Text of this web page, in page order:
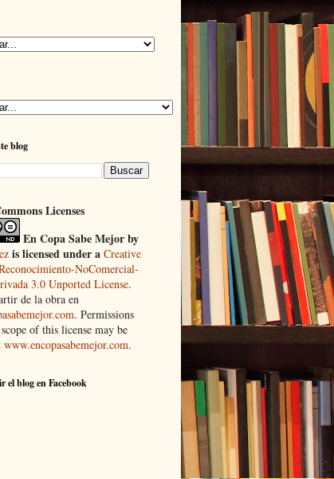
blog
Licenses
En Copa Sabe Mejorby
is licensed under a Creative
NoComercial-
3.0 Unported License.
de la obra en
. Permissions
of this license may be
www.encopasabemejor.com.
el blog en Facebook